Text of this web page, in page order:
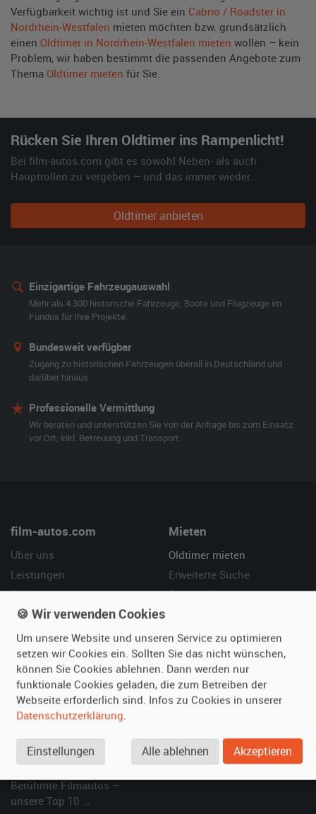
Verfügbarkeit wichtig ist und Sie ein Cabrio / Roadster in
Nordrhein-Westfalen mieten möchten bzw. grundsätzlich
einen Oldtimer in Nordrhein-Westfalen mieten wollen – kein
Problem, wir haben bestimmt die passenden Angebote zum
Thema Oldtimer mieten für Sie.
Rücken Sie Ihren Oldtimer ins Rampenlicht!
Bei film-autos.com gibt es sowohl Neben- als auch
Hauptrollen zu vergeben – und das immer wieder.
Oldtimer anbieten
Einzigartige Fahrzeugauswahl
Mehr als 4.300 historische Fahrzeuge, Boote und Flugzeuge im
Fundus für Ihre Projekte.
Bundesweit verfügbar
Zugang zu historischen Fahrzeugen überall in Deutschland und
darüber hinaus.
Professionelle Vermittlung
Wir beraten und unterstützen Sie von der Anfrage bis zum Einsatz
vor Ort, inkl. Betreuung und Transport.
film-autos.com
Über uns
Leistungen
Referenzen
Kundenmeinungen
Mieten
Oldtimer mieten
Erweiterte Suche
Fragen für Mieter
Vermieten
Oldtimer anmelden
Fotos senden
Fragen für Vermieter
Hilfe
Häufige Fragen (FAQ)
So funktioniert's
Berühmte Filmautos –
unsere Top 10 ...
🍪 Wir verwenden Cookies
Um unsere Website und unseren Service zu optimieren
setzen wir Cookies ein. Sollten Sie das nicht wünschen,
können Sie Cookies ablehnen. Dann werden nur
funktionale Cookies geladen, die zum Betreiben der
Webseite erforderlich sind. Infos zu Cookies in unserer
Datenschutzerklärung.
Einstellungen Alle ablehnen Akzeptieren